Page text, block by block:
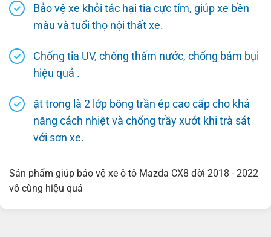
Bảo vệ xe khỏi tác hại tia cực tím, giúp xe bền
màu và tuổi thọ nội thất xe.
Chống tia UV, chống thấm nước, chống bám bụi
hiệu quả .
ặt trong là 2 lớp bông trần ép cao cấp cho khả
năng cách nhiệt và chống trầy xướt khi trà sát
với sơn xe.
Sản phẩm giúp bảo vệ xe ô tô Mazda CX8 đời 2018 - 2022
vô cùng hiệu quả